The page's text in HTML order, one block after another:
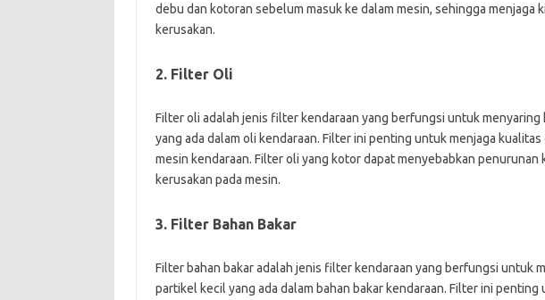
debu dan kotoran sebelum masuk ke dalam mesin, sehingga menjaga
kerusakan.
2. Filter Oli
Filter oli adalah jenis filter kendaraan yang berfungsi untuk
yang ada dalam oli kendaraan. Filter ini penting untuk menjaga
mesin kendaraan. Filter oli yang kotor dapat menyebabkan
kerusakan pada mesin.
3. Filter Bahan Bakar
Filter bahan bakar adalah jenis filter kendaraan yang berfungsi untuk
partikel kecil yang ada dalam bahan bakar kendaraan. Filter ini